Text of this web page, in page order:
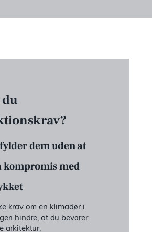
dem uden at
kompromis med
krav om en klimadør i
hindre, at du bevarer
arkitektur.